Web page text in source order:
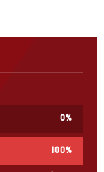
0%
100%